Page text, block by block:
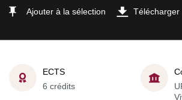
Ajouter à la sélection Télécharger
ECTS
6 crédits